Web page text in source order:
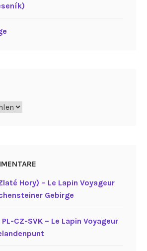
Hory) – Le Lapin Voyageur
Gebirge
CZ-SVK – Le Lapin Voyageur